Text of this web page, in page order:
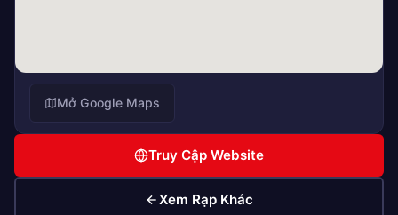
Mở Google Maps
Truy Cập Website
Xem Rạp Khác